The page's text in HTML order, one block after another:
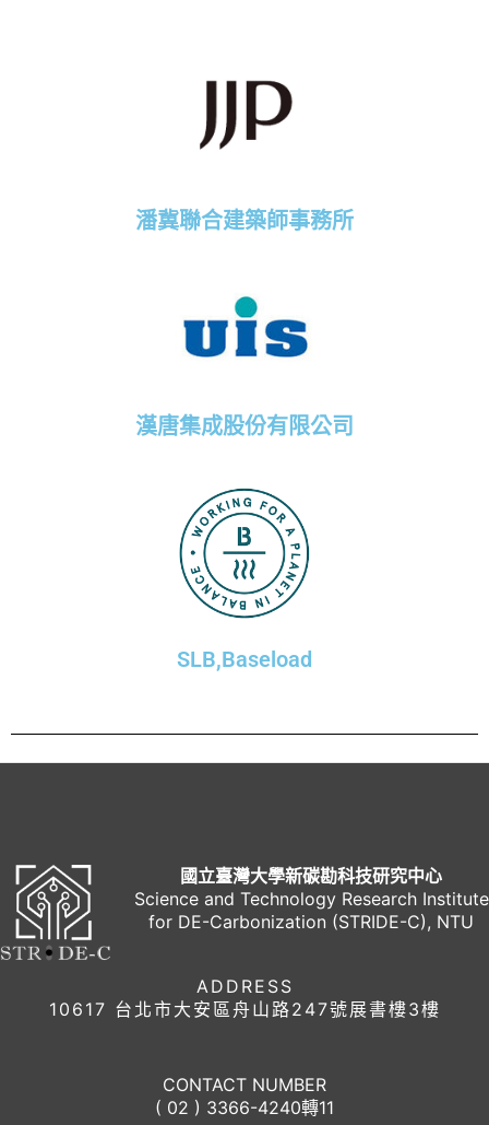
潘冀聯合建築師事務所
漢唐集成股份有限公司
SLB,Baseload
國立臺灣大學新碳勘科技研究中心
Science and Technology Research Institute
for DE-Carbonization (STRIDE-C), NTU
ADDRESS
10617 台北市大安區舟山路247號展書樓3樓
CONTACT NUMBER
( 02 ) 3366-4240轉11